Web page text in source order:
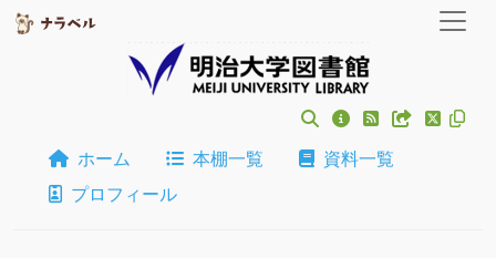
ホーム 本棚一覧
資料一覧
プロフィール